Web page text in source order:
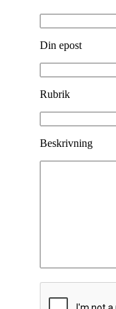
Din epost
Rubrik
Beskrivning